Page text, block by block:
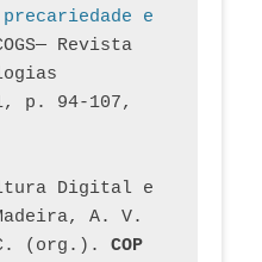
e
Revista
p. 94-107,
Digital e
A. V.
(org.). COP